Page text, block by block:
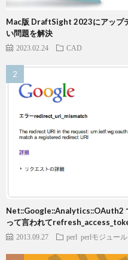
Mac版 DraftSight 2023にアップ
い問題を解決
2023.02.24 CAD
Net::Google::Analytics::OAuth2
って言われて
2013.09.27 perl perlモジュール